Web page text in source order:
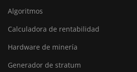
T17
BITMAIN AntMiner
T17+
Algoritmos
Calculadora de rentabilidad
Hardware de minería
Generador de stratum